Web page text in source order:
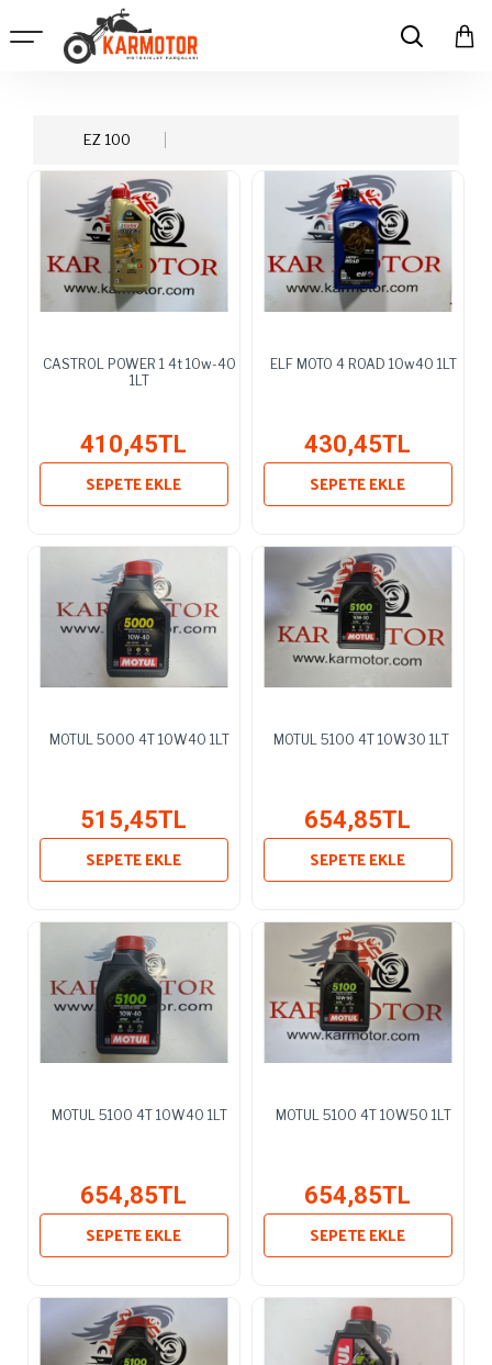
EZ 100
CASTROL POWER 1 4t 10w-40
1LT
410,45TL
SEPETE EKLE
ELF MOTO 4 ROAD 10w40 1LT
430,45TL
SEPETE EKLE
MOTUL 5000 4T 10W40 1LT
515,45TL
SEPETE EKLE
MOTUL 5100 4T 10W30 1LT
654,85TL
SEPETE EKLE
MOTUL 5100 4T 10W40 1LT
654,85TL
SEPETE EKLE
MOTUL 5100 4T 10W50 1LT
654,85TL
SEPETE EKLE